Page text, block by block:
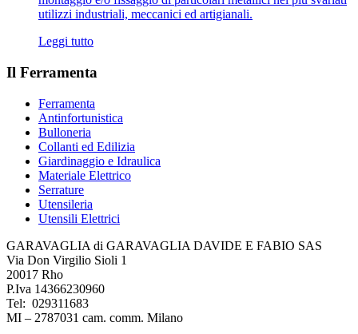
utilizzi industriali, meccanici ed artigianali.
Leggi tutto
Il Ferramenta
Ferramenta
Antinfortunistica
Bulloneria
Collanti ed Edilizia
Giardinaggio e Idraulica
Materiale Elettrico
Serrature
Utensileria
Utensili Elettrici
GARAVAGLIA di GARAVAGLIA DAVIDE E FABIO SAS
Via Don Virgilio Sioli 1
20017 Rho
P.Iva 14366230960
Tel: 029311683
MI – 2787031 cam. comm. Milano